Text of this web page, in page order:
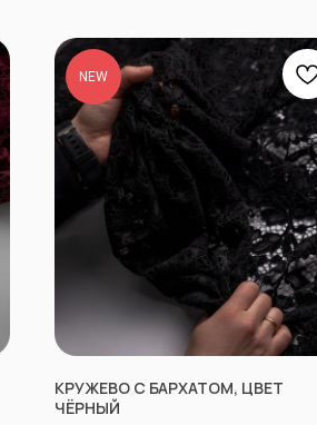
NEW
КРУЖЕВО С БАРХАТОМ, ЦВЕТ
ЧЁРНЫЙ